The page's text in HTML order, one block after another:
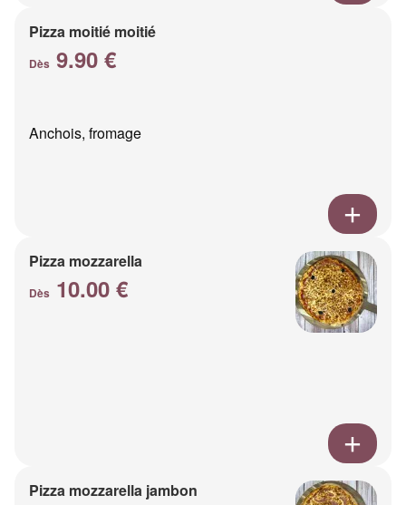
Pizza moitié moitié
Dès 9.90 €
Anchois, fromage
Pizza mozzarella
Dès 10.00 €
Pizza mozzarella jambon